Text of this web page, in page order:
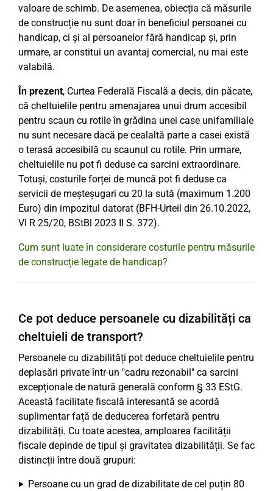
valoare de schimb. De asemenea, obiecția că măsurile
de construcție nu sunt doar în beneficiul persoanei cu
handicap, ci și al persoanelor fără handicap și, prin
urmare, ar constitui un avantaj comercial, nu mai este
valabilă.
În prezent, Curtea Federală Fiscală a decis, din păcate,
că cheltuielile pentru amenajarea unui drum accesibil
pentru scaun cu rotile în grădina unei case unifamiliale
nu sunt necesare dacă pe cealaltă parte a casei există
o terasă accesibilă cu scaunul cu rotile. Prin urmare,
cheltuielile nu pot fi deduse ca sarcini extraordinare.
Totuși, costurile forței de muncă pot fi deduse ca
servicii de meșteșugari cu 20 la sută (maximum 1.200
Euro) din impozitul datorat (BFH-Urteil din 26.10.2022,
VI R 25/20, BStBl 2023 II S. 372).
Cum sunt luate în considerare costurile pentru măsurile
de construcție legate de handicap?
Ce pot deduce persoanele cu dizabilități ca
cheltuieli de transport?
Persoanele cu dizabilități pot deduce cheltuielile pentru
deplasări private într-un "cadru rezonabil" ca sarcini
excepționale de natură generală conform § 33 EStG.
Această facilitate fiscală interesantă se acordă
suplimentar față de deducerea forfetară pentru
dizabilități. Cu toate acestea, amploarea facilității
fiscale depinde de tipul și gravitatea dizabilității. Se fac
distincții între două grupuri:
Persoane cu un grad de dizabilitate de cel puțin 80